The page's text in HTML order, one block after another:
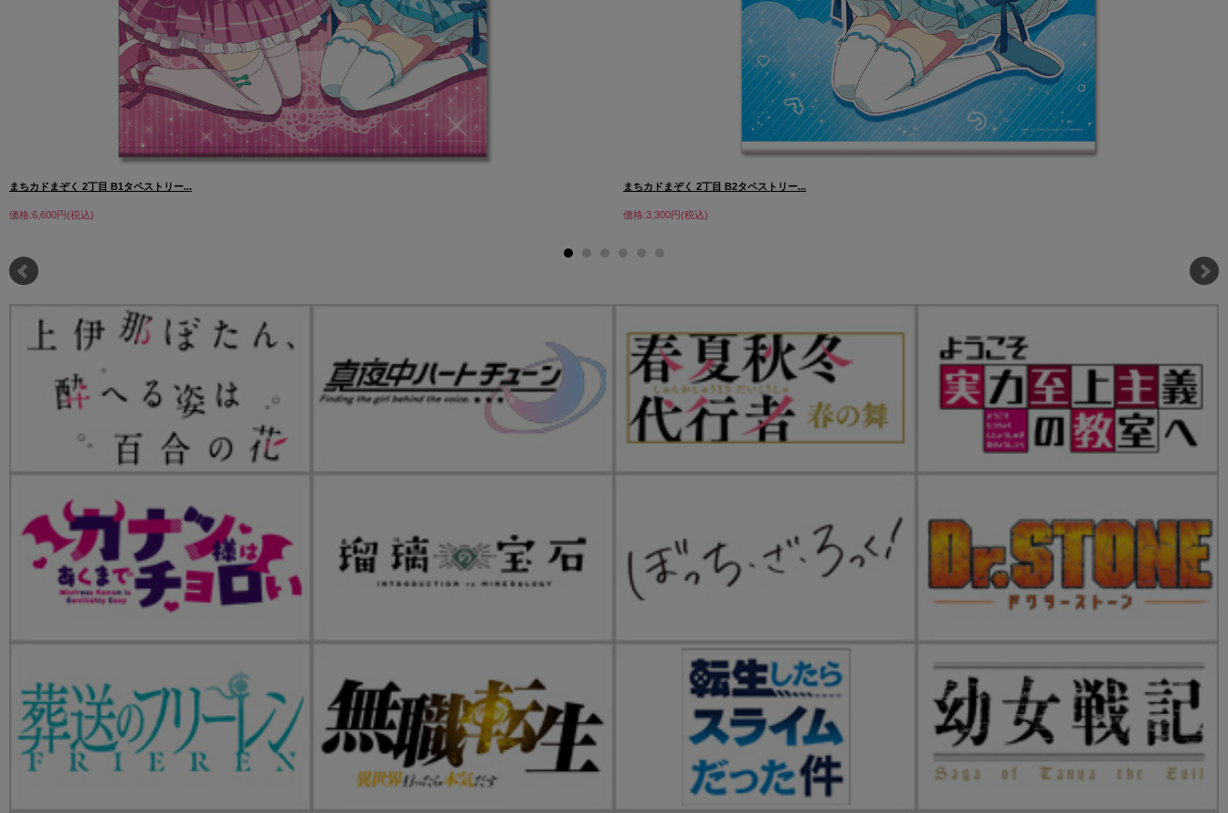
まちカドまぞく 2丁目 B1タペストリー...
価格:6,600円(税込)
まちカドまぞく 2丁目 B2タペストリー...
価格:3,300円(税込)